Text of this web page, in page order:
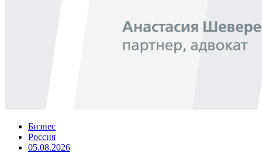
Бизнес
Россия
05.08.2026